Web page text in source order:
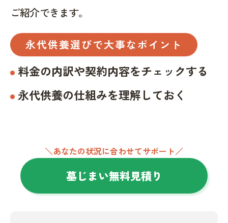
ご紹介できます。
永代供養選びで大事なポイント
料金の内訳や契約内容をチェックする
永代供養の仕組みを理解しておく
＼あなたの状況に合わせてサポート／
墓じまい無料見積り